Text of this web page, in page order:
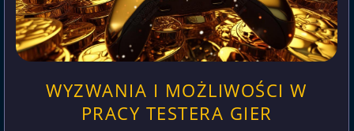
WYZWANIA I MOŻLIWOŚCI W
PRACY TESTERA GIER